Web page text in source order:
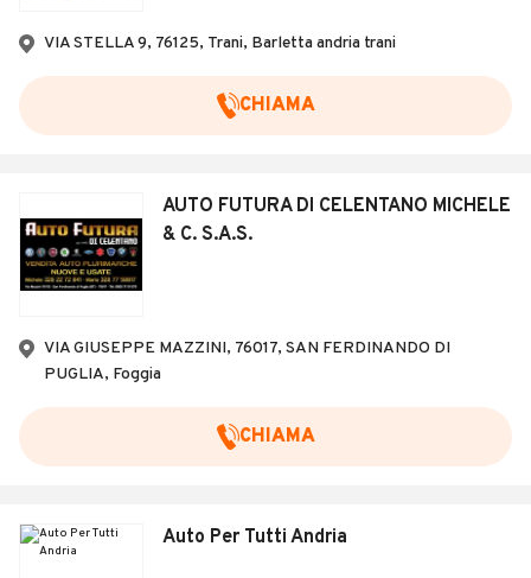
VIA STELLA 9, 76125, Trani, Barletta andria trani
CHIAMA
AUTO FUTURA DI CELENTANO MICHELE
& C. S.A.S.
VIA GIUSEPPE MAZZINI, 76017, SAN FERDINANDO DI
PUGLIA, Foggia
CHIAMA
Auto Per Tutti Andria